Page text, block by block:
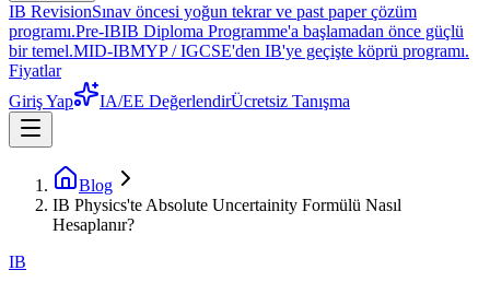
IB RevisionSınav öncesi yoğun tekrar ve past paper çözüm
programı.Pre-IBIB Diploma Programme'a başlamadan önce güçlü
bir temel.MID-IBMYP / IGCSE'den IB'ye geçişte köprü programı.
Fiyatlar
Giriş Yap
IA/EE DeğerlendirÜcretsiz Tanışma
Blog
IB Physics'te Absolute Uncertainity Formülü Nasıl
Hesaplanır?
IB